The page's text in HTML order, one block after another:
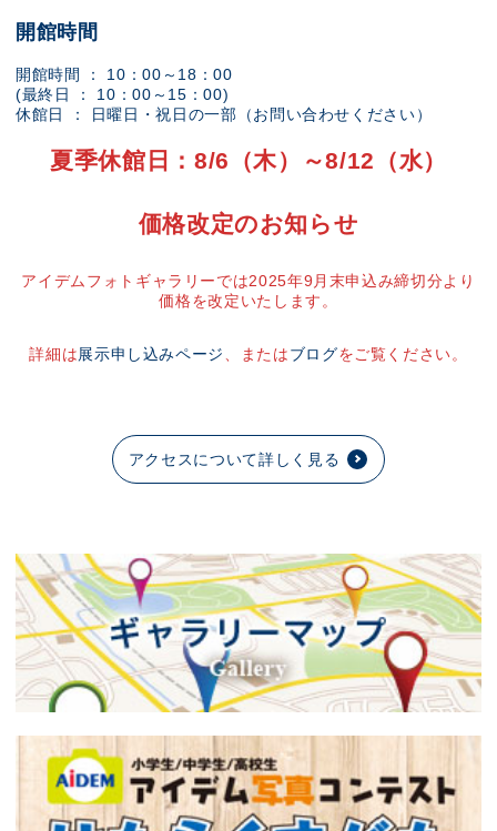
開館時間
開館時間 ： 10：00～18：00
(最終日 ： 10：00～15：00)
休館日 ： 日曜日・祝日の一部（お問い合わせください）
夏季休館日：8/6（木）～8/12（水）
価格改定のお知らせ
アイデムフォトギャラリーでは2025年9月末申込み締切分より
価格を改定いたします。
詳細は展示申し込みページ 、またはブログをご覧ください。
アクセスについて詳しく見る